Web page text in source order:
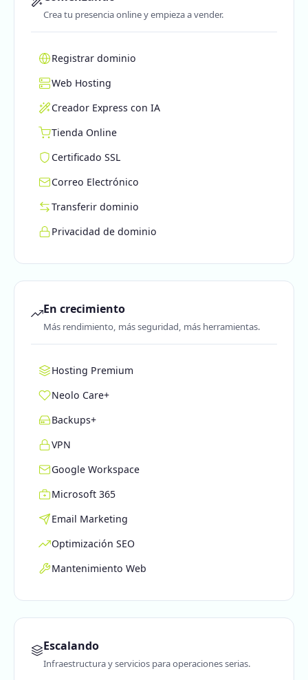
Crea tu presencia online y empieza a vender.
Registrar dominio
Web Hosting
Creador Express con IA
Tienda Online
Certificado SSL
Correo Electrónico
Transferir dominio
Privacidad de dominio
En crecimiento
Más rendimiento, más seguridad, más herramientas.
Hosting Premium
Neolo Care+
Backups+
VPN
Google Workspace
Microsoft 365
Email Marketing
Optimización SEO
Mantenimiento Web
Escalando
Infraestructura y servicios para operaciones serias.